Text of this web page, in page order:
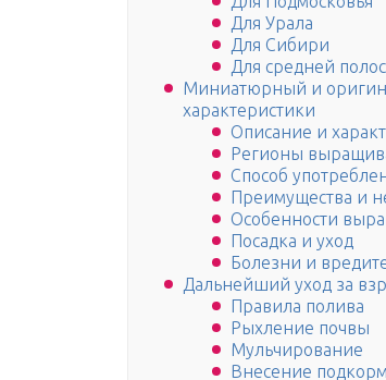
Для Урала
Для Сибири
Для средней
Миниатюрный и
характеристики
Описание и
Регионы
Способ
Преимущества и
Особенности
Посадка и уход
Болезни и
Дальнейший уход за
Правила полива
Рыхление почвы
Мульчирование
Внесение